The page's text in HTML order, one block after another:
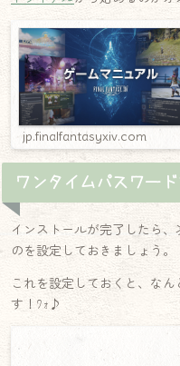
jp.finalfantasyxiv.com
ワンタイムパスワー
インストールが完了したら、
のを設定しておきましょう。
これを設定しておくと、なん
す！ﾜｫ♪